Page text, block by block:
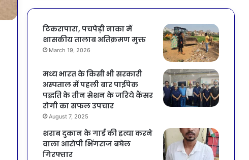
टिकरापारा, पचपेड़ी नाका में
शासकीय तालाब अतिक्रमण मुक्त
March 19, 2026
मध्य भारत के किसी भी सरकारी
अस्पताल में पहली बार पाईपेक
पद्धति के तीन सेशन के जरिये कैंसर
रोगी का सफल उपचार
August 7, 2025
शराब दुकान के गार्ड की हत्या करने
वाला आरोपी भिंगराज बघेल
गिरफ्तार